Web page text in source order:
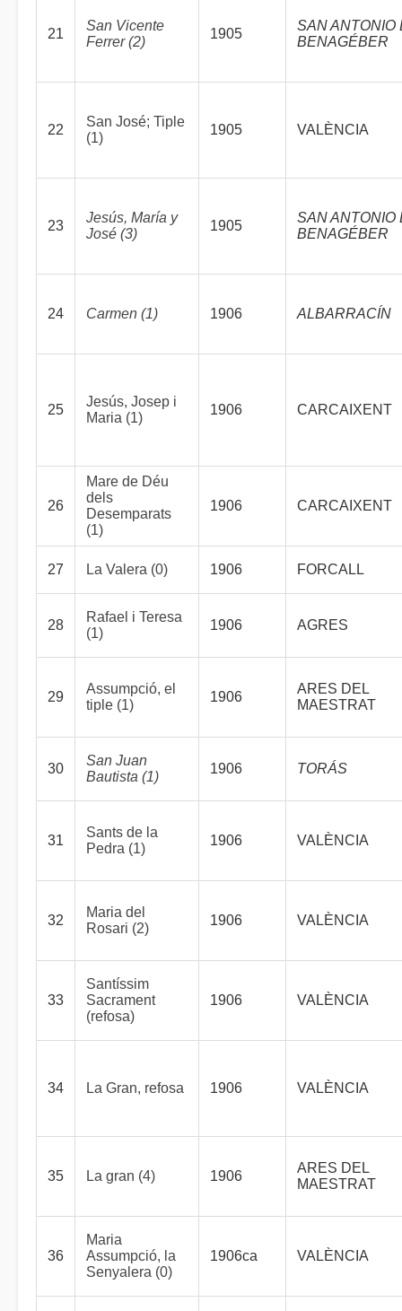
21
San Vicente
Ferrer (2)
1905
SAN ANTONIO
BENAGÉBER
22
San José; Tiple
(1)
1905 VALÈNCIA
23
Jesús, María y
José (3)
1905
SAN ANTONIO
BENAGÉBER
24 Carmen (1) 1906 ALBARRACÍN
25
Jesús, Josep i
Maria (1)
1906 CARCAIXENT
26
Mare de Déu
dels
Desemparats
(1)
1906 CARCAIXENT
27 La Valera (0) 1906 FORCALL
28
Rafael i Teresa
(1)
1906 AGRES
29
Assumpció, el
tiple (1)
1906
ARES DEL
MAESTRAT
30
San Juan
Bautista (1)
1906 TORÁS
31
Sants de la
Pedra (1)
1906 VALÈNCIA
32
Maria del
Rosari (2)
1906 VALÈNCIA
33
Santíssim
Sacrament
(refosa)
1906 VALÈNCIA
34 La Gran, refosa 1906 VALÈNCIA
35 La gran (4) 1906
ARES DEL
MAESTRAT
36
Maria
Assumpció, la
Senyalera (0)
1906ca VALÈNCIA